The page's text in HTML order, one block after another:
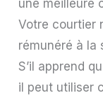
une meilleure
Votre courtier
rémunéré à la
S’il apprend
il peut utiliser